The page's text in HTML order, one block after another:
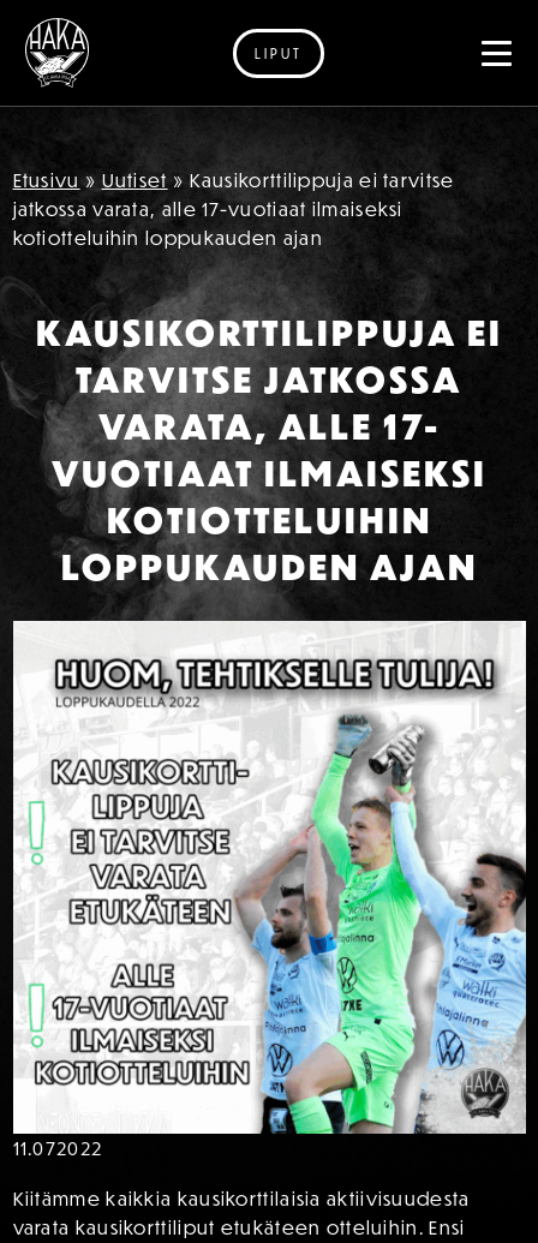
Siirry sisältöön
LIPUT
Etusivu » Uutiset » Kausikorttilippuja ei tarvitse
jatkossa varata, alle 17-vuotiaat ilmaiseksi
kotiotteluihin loppukauden ajan
KAUSIKORTTILIPPUJA EI
TARVITSE JATKOSSA
VARATA, ALLE 17-
VUOTIAAT ILMAISEKSI
KOTIOTTELUIHIN
LOPPUKAUDEN AJAN
11.072022
Kiitämme kaikkia kausikorttilaisia aktiivisuudesta
varata kausikorttiliput etukäteen otteluihin. Ensi